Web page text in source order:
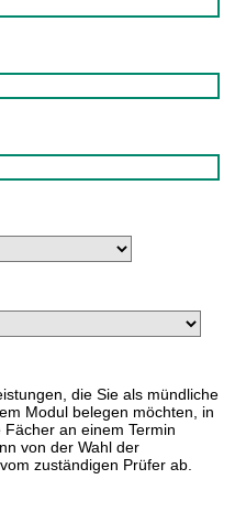
die Sie als mündliche
Modul belegen möchten, in
an einem Termin
von der Wahl der
zuständigen Prüfer ab.